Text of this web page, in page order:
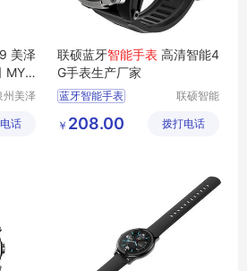
美泽
MY-
州美泽
司话
联硕蓝牙智能手表 高清智能4
G手表生产厂家
蓝牙智能手表
智能女性手表
联硕智能
有限公司
￥ 208.00 拨打电话